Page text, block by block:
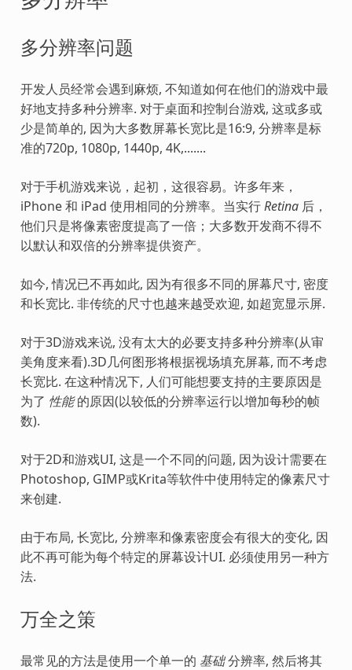
多分辨率问题
开发人员经常会遇到麻烦, 不知道如何在他们的游戏中最
好地支持多种分辨率. 对于桌面和控制台游戏, 这或多或
少是简单的, 因为大多数屏幕长宽比是16:9, 分辨率是标
准的720p, 1080p, 1440p, 4K,.......
对于手机游戏来说，起初，这很容易。许多年来，
iPhone 和 iPad 使用相同的分辨率。当实行Retina后，
他们只是将像素密度提高了一倍；大多数开发商不得不
以默认和双倍的分辨率提供资产。
如今, 情况已不再如此, 因为有很多不同的屏幕尺寸, 密度
和长宽比. 非传统的尺寸也越来越受欢迎, 如超宽显示屏.
对于3D游戏来说, 没有太大的必要支持多种分辨率(从审
美角度来看).3D几何图形将根据视场填充屏幕, 而不考虑
长宽比. 在这种情况下, 人们可能想要支持的主要原因是
为了 性能的原因(以较低的分辨率运行以增加每秒的帧
数).
对于2D和游戏UI, 这是一个不同的问题, 因为设计需要在
Photoshop, GIMP或Krita等软件中使用特定的像素尺寸
来创建.
由于布局, 长宽比, 分辨率和像素密度会有很大的变化, 因
此不再可能为每个特定的屏幕设计UI. 必须使用另一种方
法.
万全之策
最常见的方法是使用一个单一的 基础分辨率, 然后将其